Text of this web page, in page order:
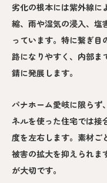
劣化の根本には紫外線に
縮、雨や湿気の浸入、塩
っています。特に繋ぎ
路になりやすく、内部ま
錆に発展します。
パナホーム愛岐に限らず
ネルを使った住宅では接
度を左右します。素材ご
被害の拡大を抑えられま
が大切です。